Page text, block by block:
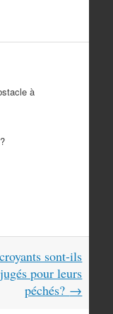
à
sont-ils
jugés pour leurs
péchés? →